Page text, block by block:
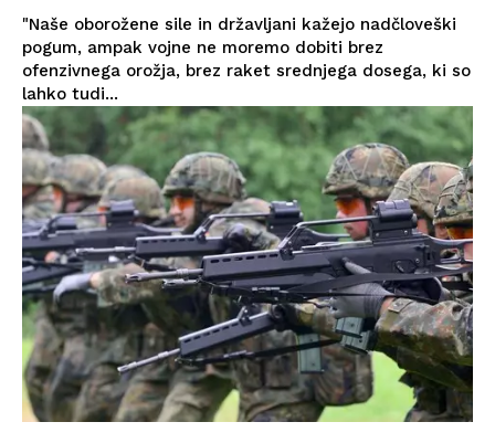
"Naše oborožene sile in državljani kažejo nadčloveški
pogum, ampak vojne ne moremo dobiti brez
ofenzivnega orožja, brez raket srednjega dosega, ki so
lahko tudi...